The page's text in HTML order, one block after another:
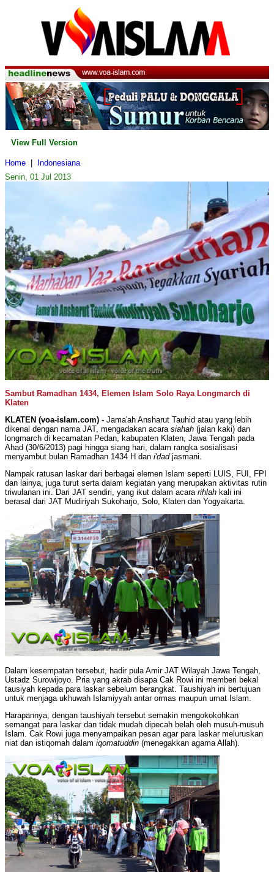
View Full Version
Home
Indonesiana
Senin, 01 Jul 2013
Sambut Ramadhan 1434, Elemen Islam Solo Raya Longmarch di
Klaten
KLATEN (voa-islam.com) - Jama'ah Ansharut Tauhid atau yang lebih
dikenal dengan nama JAT, mengadakan acara siahah (jalan kaki) dan
longmarch di kecamatan Pedan, kabupaten Klaten, Jawa Tengah pada
Ahad (30/6/2013) pagi hingga siang hari, dalam rangka sosialisasi
menyambut bulan Ramadhan 1434 H dan i'dadjasmani.
Nampak ratusan laskar dari berbagai elemen Islam seperti LUIS, FUI, FPI
dan lainya, juga turut serta dalam kegiatan yang merupakan aktivitas rutin
triwulanan ini. Dari JAT sendiri, yang ikut dalam acara rihlah kali ini
berasal dari JAT Mudiriyah Sukoharjo, Solo, Klaten dan Yogyakarta.
Dalam kesempatan tersebut, hadir pula Amir JAT Wilayah Jawa Tengah,
Ustadz Surowijoyo. Pria yang akrab disapa Cak Rowi ini memberi bekal
tausiyah kepada para laskar sebelum berangkat. Taushiyah ini bertujuan
untuk menjaga ukhuwah Islamiyyah antar ormas maupun umat Islam.
Harapannya, dengan taushiyah tersebut semakin mengokokohkan
semangat para laskar dan tidak mudah dipecah belah oleh musuh-musuh
Islam. Cak Rowi juga menyampaikan pesan agar para laskar meluruskan
niat dan istiqomah dalam iqomatuddin (menegakkan agama Allah).